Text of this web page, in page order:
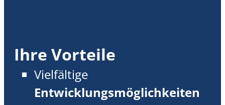
Ihre Vorteile
Vielfältige
Entwicklungsmöglichkeiten